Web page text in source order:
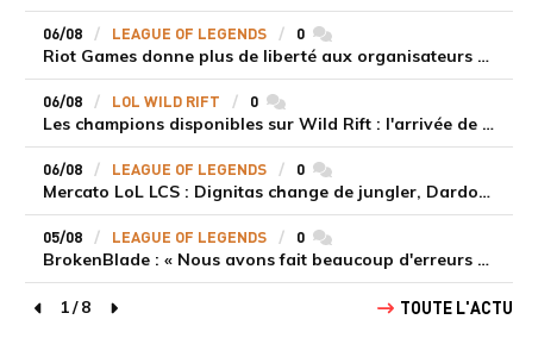
06/08 LEAGUE OF LEGENDS 0commentaires
Riot Games donne plus de liberté aux organisateurs de tournois locaux sur League of Legends
06/08 LOL WILD RIFT 0commentaires
Les champions disponibles sur Wild Rift : l'arrivée de Cho'Gath
06/08 LEAGUE OF LEGENDS 0commentaires
Mercato LoL LCS : Dignitas change de jungler, Dardoch fait son retour en LCS, eXyu annonce sa retraite
05/08 LEAGUE OF LEGENDS 0commentaires
BrokenBlade : « Nous avons fait beaucoup d'erreurs bêtes, mais une victoire reste une victoire et c'est une chose dont on peut se réjouir »
page précédente
1/8
page suivante
TOUTE L'ACTU